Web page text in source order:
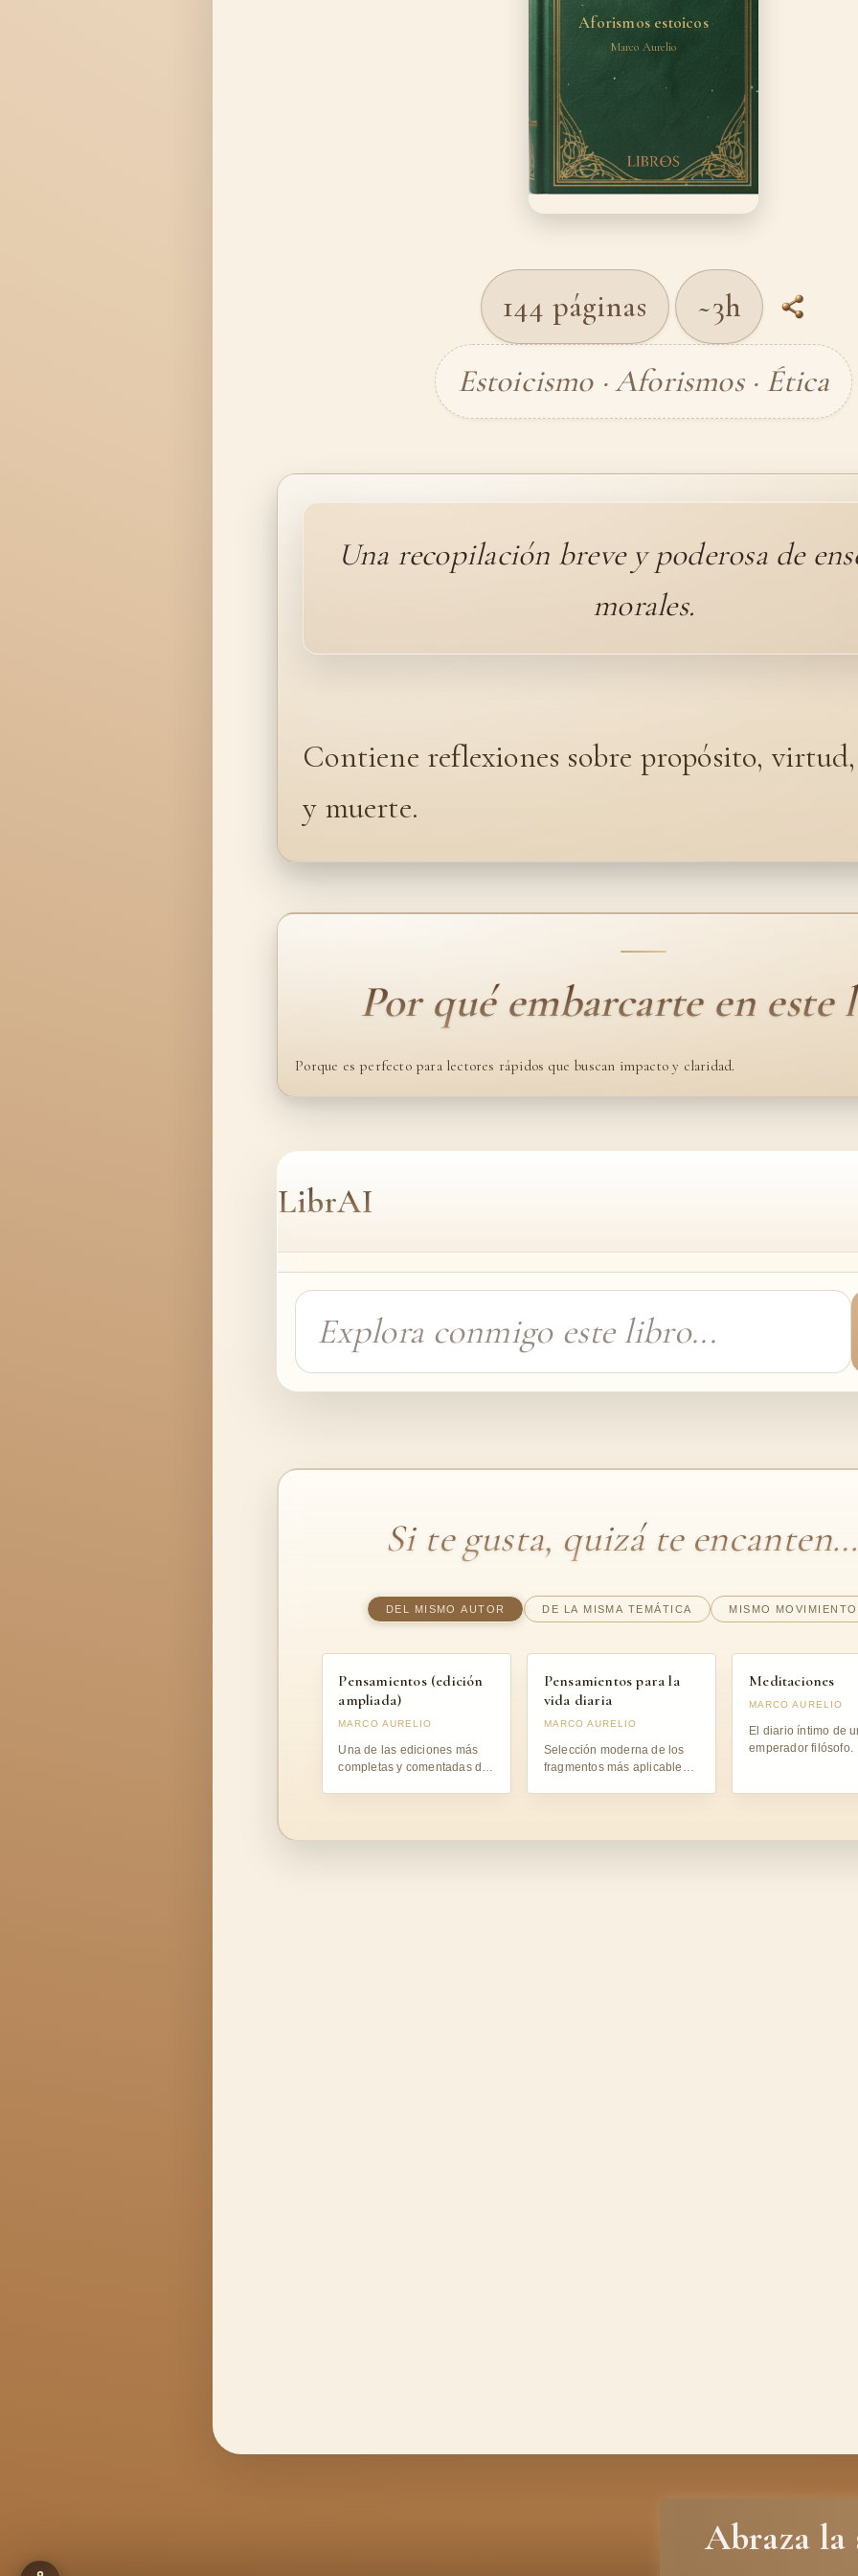
Aforismos estoicos
Marco Aurelio
144 páginas
~3h
Estoicismo · Aforismos · Ética
Una recopilación breve y poderosa de
morales.
Contiene reflexiones sobre propósito,
y muerte.
Por qué embarcarte en este
Porque es perfecto para lectores rápidos que buscan impacto y claridad.
LibrAI
Si te gusta, quizá te encanten…
DEL MISMO AUTOR DE LA MISMA TEMÁTICA MISMO MOVIMIENTO
Pensamientos (edición
ampliada)
MARCO AURELIO
Una de las ediciones más
completas y comentadas de
Pensamientos para la
vida diaria
MARCO AURELIO
Selección moderna de los
fragmentos más aplicables a
Meditaciones
MARCO AURELIO
El diario íntimo de
emperador filósofo.
Abraza la